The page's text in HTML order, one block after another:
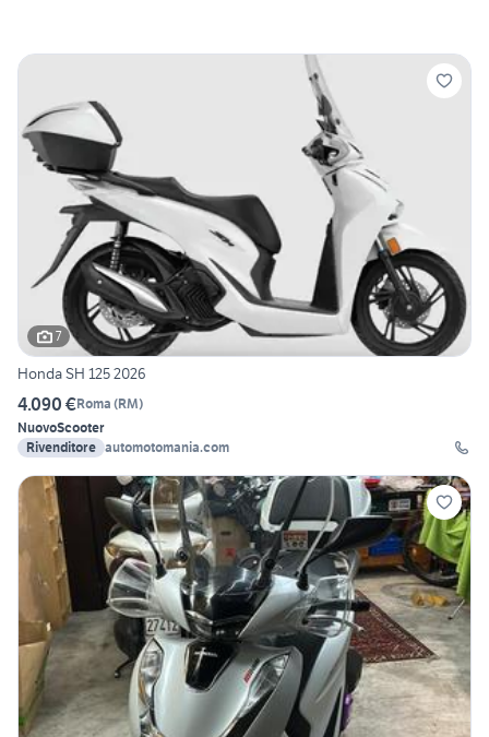
7
Honda SH 125 2026
4.090 €Roma (RM)
NuovoScooter
Rivenditore automotomania.com